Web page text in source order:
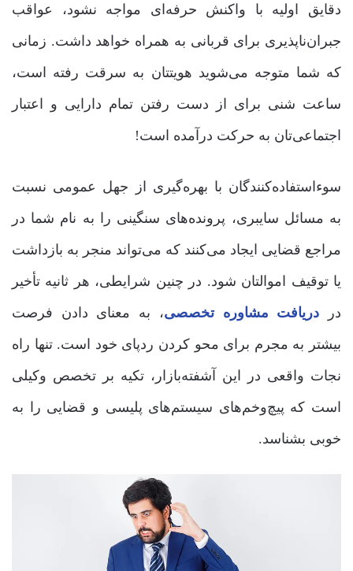
دقایق اولیه با واکنش حرفه‌ای مواجه نشود، عواقب
جبران‌ناپذیری برای قربانی به همراه خواهد داشت. زمانی
که شما متوجه می‌شوید هویتتان به سرقت رفته است،
ساعت شنی برای از دست رفتن تمام دارایی و اعتبار
اجتماعی‌تان به حرکت درآمده است!
سوءاستفاده‌کنندگان با بهره‌گیری از جهل عمومی نسبت
به مسائل سایبری، پرونده‌های سنگینی را به نام شما در
مراجع قضایی ایجاد می‌کنند که می‌تواند منجر به بازداشت
یا توقیف اموالتان شود. در چنین شرایطی، هر ثانیه تأخیر
در دریافت مشاوره تخصصی، به معنای دادن فرصت
بیشتر به مجرم برای محو کردن ردپای خود است. تنها راه
نجات واقعی در این آشفته‌بازار، تکیه بر تخصص وکیلی
است که پیچ‌وخم‌های سیستم‌های پلیسی و قضایی را به
خوبی بشناسد.